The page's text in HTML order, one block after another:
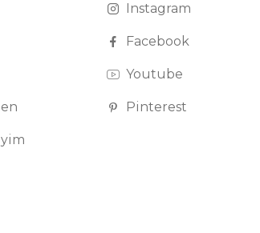
Instagram
Facebook
Youtube
Pinterest